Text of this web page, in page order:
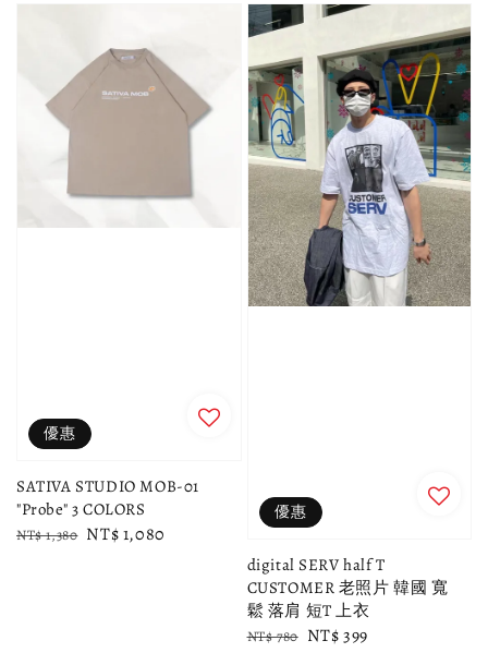
優惠
SATIVA STUDIO MOB-01
"Probe" 3 COLORS
Regular
NT$ 1,380 Sale
NT$ 1,080
優惠
digital SERV half T
CUSTOMER 老照片 韓國 寬
鬆 落肩 短T 上衣
Regular
NT$ 780 Sale
NT$ 399